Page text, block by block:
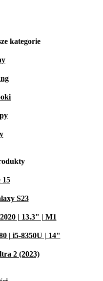
kategorie
15
S23
| 13.3" | M1
| i5-8350U | 14"
2 (2023)